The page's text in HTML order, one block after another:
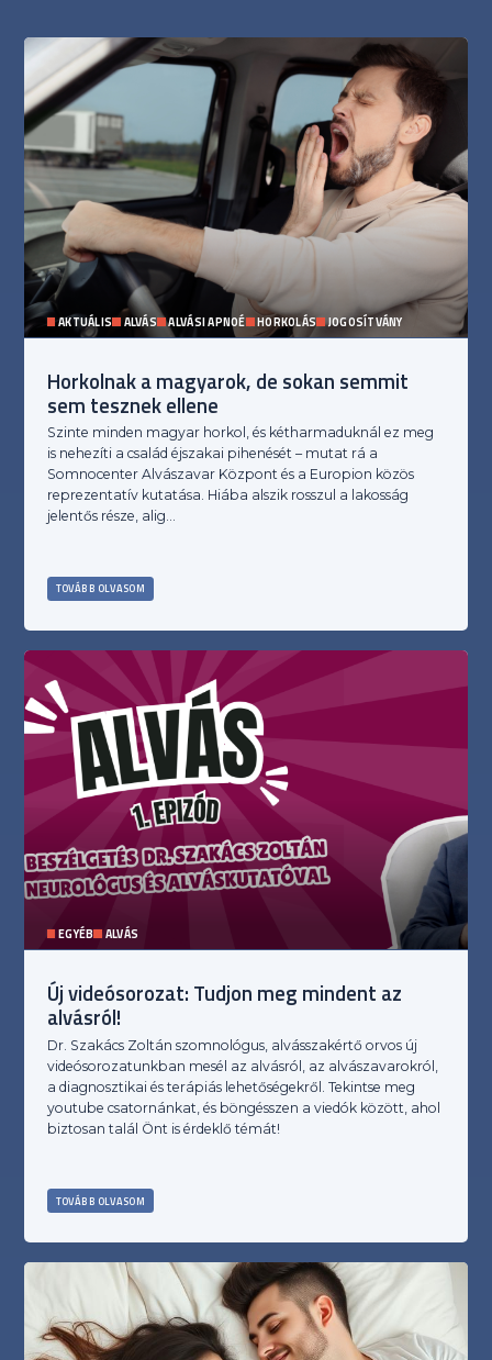
AKTUÁLIS ALVÁS ALVÁSI APNOÉ HORKOLÁS JOGOSÍTVÁNY
Horkolnak a magyarok, de sokan semmit
sem tesznek ellene
Szinte minden magyar horkol, és kétharmaduknál ez meg
is nehezíti a család éjszakai pihenését – mutat rá a
Somnocenter Alvászavar Központ és a Europion közös
reprezentatív kutatása. Hiába alszik rosszul a lakosság
jelentős része, alig…
TOVÁBB OLVASOM
EGYÉB ALVÁS
Új videósorozat: Tudjon meg mindent az
alvásról!
Dr. Szakács Zoltán szomnológus, alvásszakértő orvos új
videósorozatunkban mesél az alvásról, az alvászavarokról,
a diagnosztikai és terápiás lehetőségekről. Tekintse meg
youtube csatornánkat, és böngésszen a viedók között, ahol
biztosan talál Önt is érdeklő témát!
TOVÁBB OLVASOM